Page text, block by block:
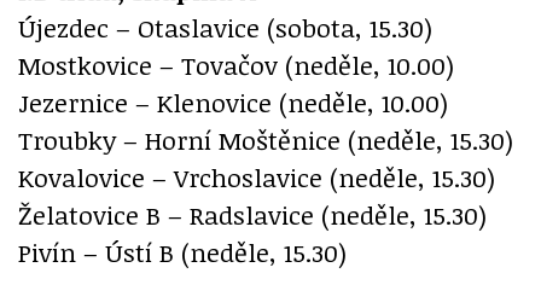
Újezdec – Otaslavice (sobota, 15.30)
Mostkovice – Tovačov (neděle, 10.00)
Jezernice – Klenovice (neděle, 10.00)
Troubky – Horní Moštěnice (neděle, 15.30)
Kovalovice – Vrchoslavice (neděle, 15.30)
Želatovice B – Radslavice (neděle, 15.30)
Pivín – Ústí B (neděle, 15.30)